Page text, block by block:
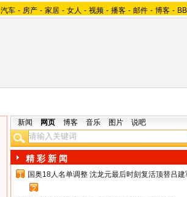
汽车 - 房产 - 家居 - 女人 - 视频 - 播客 - 邮件 - 博客 -
新闻 网页 博客 音乐 图片 说吧
精 彩 新 闻
1
国奥18人名单调整 沈龙元最后时刻复活顶替吕建
2